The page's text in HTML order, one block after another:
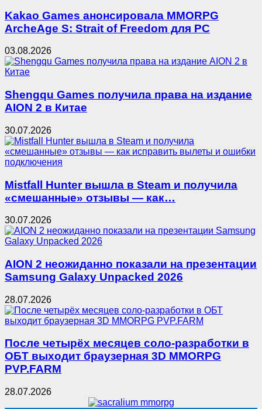
Kakao Games анонсировала MMORPG
ArcheAge S: Strait of Freedom для PC
03.08.2026
Shengqu Games получила права на издание
AION 2 в Китае
30.07.2026
Mistfall Hunter вышла в Steam и получила
«смешанные» отзывы — как…
30.07.2026
AION 2 неожиданно показали на презентации
Samsung Galaxy Unpacked 2026
28.07.2026
После четырёх месяцев соло-разработки в
ОБТ выходит браузерная 3D MMORPG
PVP.FARM
28.07.2026